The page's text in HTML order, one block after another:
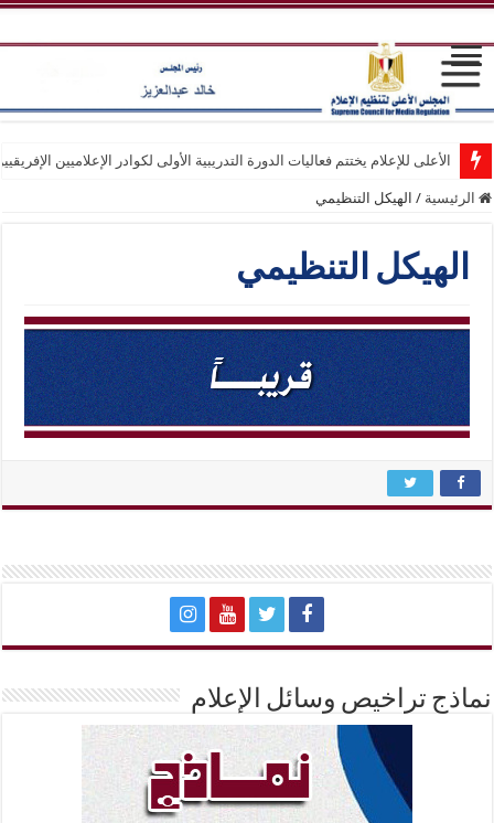
الأعلى للإعلام يختتم فعاليات الدورة التدريبية الأولى لكوادر الإعلاميين
الرئيسية / الهيكل التنظيمي
الهيكل التنظيمي
نماذج تراخيص وسائل الإعلام